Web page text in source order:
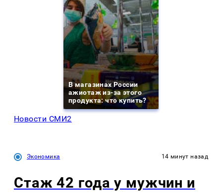
В магазинах России
ажиотаж из-за этого
продукта: что купить?
Новости СМИ2
Экономика 14 минут назад
Стаж 42 года у мужчин и